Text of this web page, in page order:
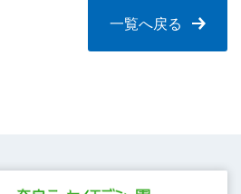
一覧へ戻る